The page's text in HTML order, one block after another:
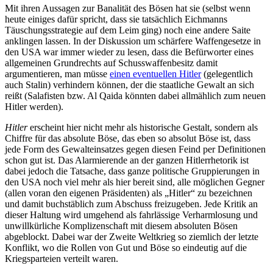
Mit ihren Aussagen zur Banalität des Bösen hat sie (selbst wenn
heute einiges dafür spricht, dass sie tatsächlich Eichmanns
Täuschungsstrategie auf dem Leim ging) noch eine andere Saite
anklingen lassen. In der Diskussion um schärfere Waffengesetze in
den USA war immer wieder zu lesen, dass die Befürworter eines
allgemeinen Grundrechts auf Schusswaffenbesitz damit
argumentieren, man müsse einen eventuellen Hitler(gelegentlich
auch Stalin) verhindern können, der die staatliche Gewalt an sich
reißt (Salafisten bzw. Al Qaida könnten dabei allmählich zum neuen
Hitler werden).
Hitlererscheint hier nicht mehr als historische Gestalt, sondern als
Chiffre für das absolute Böse, das eben so absolut Böse ist, dass
jede Form des Gewalteinsatzes gegen diesen Feind per Definitionen
schon gut ist. Das Alarmierende an der ganzen Hitlerrhetorik ist
dabei jedoch die Tatsache, dass ganze politische Gruppierungen in
den USA noch viel mehr als hier bereit sind, alle möglichen Gegner
(allen voran den eigenen Präsidenten) als „Hitler“ zu bezeichnen
und damit buchstäblich zum Abschuss freizugeben. Jede Kritik an
dieser Haltung wird umgehend als fahrlässige Verharmlosung und
unwillkürliche Komplizenschaft mit diesem absoluten Bösen
abgeblockt. Dabei war der Zweite Weltkrieg so ziemlich der letzte
Konflikt, wo die Rollen von Gut und Böse so eindeutig auf die
Kriegsparteien verteilt waren.